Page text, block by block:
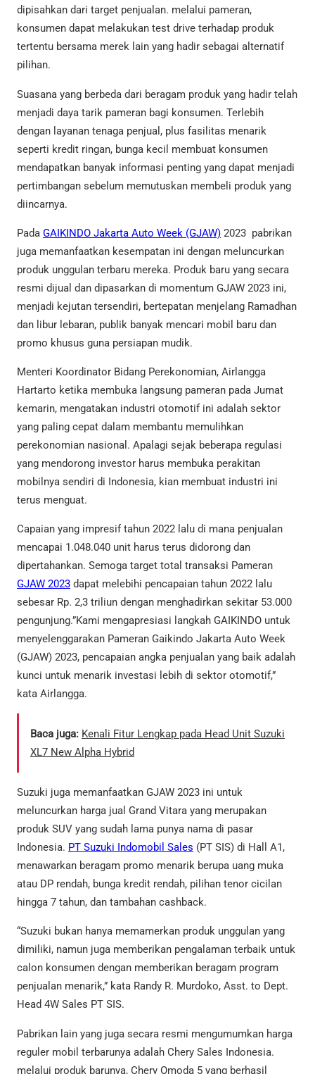
dipisahkan dari target penjualan. melalui pameran,
konsumen dapat melakukan test drive terhadap produk
tertentu bersama merek lain yang hadir sebagai alternatif
pilihan.
Suasana yang berbeda dari beragam produk yang hadir telah
menjadi daya tarik pameran bagi konsumen. Terlebih
dengan layanan tenaga penjual, plus fasilitas menarik
seperti kredit ringan, bunga kecil membuat konsumen
mendapatkan banyak informasi penting yang dapat menjadi
pertimbangan sebelum memutuskan membeli produk yang
diincarnya.
Pada GAIKINDO Jakarta Auto Week (GJAW) 2023 pabrikan
juga memanfaatkan kesempatan ini dengan meluncurkan
produk unggulan terbaru mereka. Produk baru yang secara
resmi dijual dan dipasarkan di momentum GJAW 2023 ini,
menjadi kejutan tersendiri, bertepatan menjelang Ramadhan
dan libur lebaran, publik banyak mencari mobil baru dan
promo khusus guna persiapan mudik.
Menteri Koordinator Bidang Perekonomian, Airlangga
Hartarto ketika membuka langsung pameran pada Jumat
kemarin, mengatakan industri otomotif ini adalah sektor
yang paling cepat dalam membantu memulihkan
perekonomian nasional. Apalagi sejak beberapa regulasi
yang mendorong investor harus membuka perakitan
mobilnya sendiri di Indonesia, kian membuat industri ini
terus menguat.
Capaian yang impresif tahun 2022 lalu di mana penjualan
mencapai 1.048.040 unit harus terus didorong dan
dipertahankan. Semoga target total transaksi Pameran
GJAW 2023 dapat melebihi pencapaian tahun 2022 lalu
sebesar Rp. 2,3 triliun dengan menghadirkan sekitar 53.000
pengunjung.”Kami mengapresiasi langkah GAIKINDO untuk
menyelenggarakan Pameran Gaikindo Jakarta Auto Week
(GJAW) 2023, pencapaian angka penjualan yang baik adalah
kunci untuk menarik investasi lebih di sektor otomotif,”
kata Airlangga.
Baca juga: Kenali Fitur Lengkap pada Head Unit Suzuki
XL7 New Alpha Hybrid
Suzuki juga memanfaatkan GJAW 2023 ini untuk
meluncurkan harga jual Grand Vitara yang merupakan
produk SUV yang sudah lama punya nama di pasar
Indonesia. PT Suzuki Indomobil Sales (PT SIS) di Hall A1,
menawarkan beragam promo menarik berupa uang muka
atau DP rendah, bunga kredit rendah, pilihan tenor cicilan
hingga 7 tahun, dan tambahan cashback.
“Suzuki bukan hanya memamerkan produk unggulan yang
dimiliki, namun juga memberikan pengalaman terbaik untuk
calon konsumen dengan memberikan beragam program
penjualan menarik,” kata Randy R. Murdoko, Asst. to Dept.
Head 4W Sales PT SIS.
Pabrikan lain yang juga secara resmi mengumumkan harga
reguler mobil terbarunya adalah Chery Sales Indonesia.
melalui produk barunya, Chery Omoda 5 yang berhasil